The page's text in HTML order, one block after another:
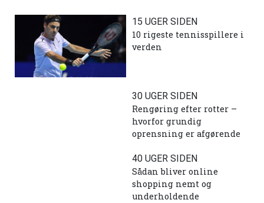
15 UGER SIDEN
10 rigeste tennisspillere i
verden
30 UGER SIDEN
Rengøring efter rotter –
hvorfor grundig
oprensning er afgørende
40 UGER SIDEN
Sådan bliver online
shopping nemt og
underholdende